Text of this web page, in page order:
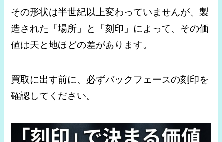
その形状は半世紀以上変わっていませんが、製
造された「場所」と「刻印」によって、その価
値は天と地ほどの差があります。
買取に出す前に、必ずバックフェースの刻印を
確認してください。